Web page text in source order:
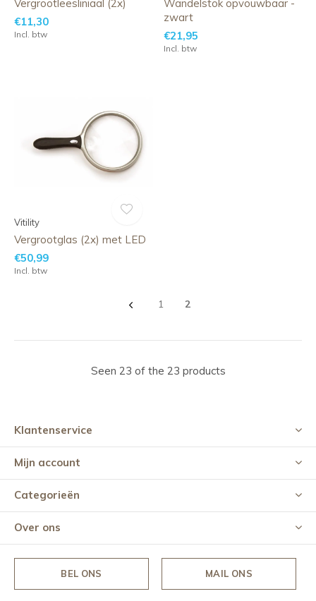
Vergrootleesliniaal (2x)
€11,30
Incl. btw
Wandelstok opvouwbaar -
zwart
€21,95
Incl. btw
Vitility
Vergrootglas (2x) met LED
€50,99
Incl. btw
1 2
Seen 23 of the 23 products
Klantenservice
Mijn account
Categorieën
Over ons
BEL ONS MAIL ONS